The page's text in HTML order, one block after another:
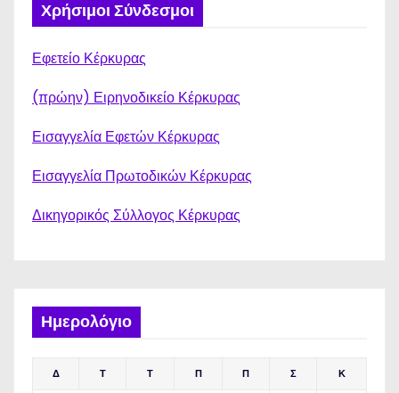
Χρήσιμοι Σύνδεσμοι
Εφετείο Κέρκυρας
(πρώην) Ειρηνοδικείο Κέρκυρας
Εισαγγελία Εφετών Κέρκυρας
Εισαγγελία Πρωτοδικών Κέρκυρας
Δικηγορικός Σύλλογος Κέρκυρας
Ημερολόγιο
Δ Τ Τ Π Π Σ Κ